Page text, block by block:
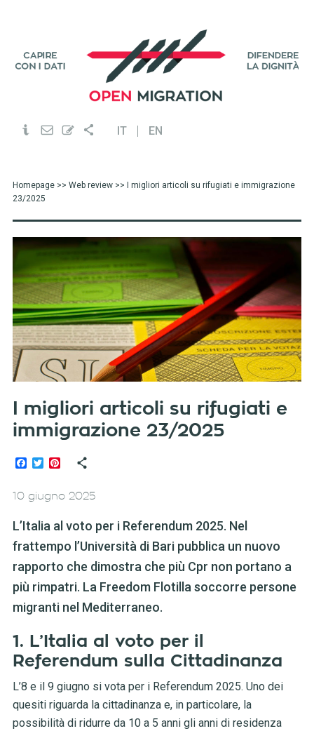
IT EN
Homepage>> Web review>> I migliori articoli su rifugiati e immigrazione
23/2025
I migliori articoli su rifugiati e
immigrazione 23/2025
Facebook
TwitterPinterest
10 giugno 2025
L’Italia al voto per i Referendum 2025. Nel
frattempo l’Università di Bari pubblica un nuovo
rapporto che dimostra che più Cpr non portano a
più rimpatri. La Freedom Flotilla soccorre persone
migranti nel Mediterraneo.
1. L’Italia al voto per il
Referendum sulla Cittadinanza
L’8 e il 9 giugno si vota per i Referendum 2025. Uno dei
quesiti riguarda la cittadinanza e, in particolare, la
possibilità di ridurre da 10 a 5 anni gli anni di residenza